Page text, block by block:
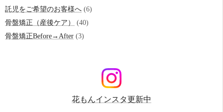
託児をご希望のお客様へ (6)
骨盤矯正（産後ケア）
(40)
骨盤矯正Before→After (3)
花もんインスタ更新中